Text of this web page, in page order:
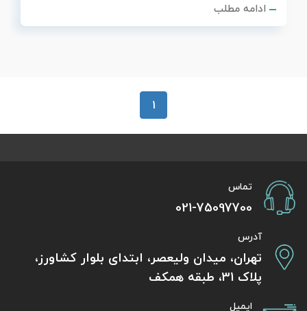
ادامه مطلب
1
تماس
021-75097700
آدرس
تهران، میدان ولیعصر، ابتدای بلوار کشاورز،
پلاک 31، طبقه همکف
ایمیل
تور اصفهان